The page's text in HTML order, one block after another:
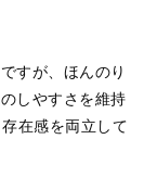
すが、ほんのり
しやすさを維持
在感を両立して